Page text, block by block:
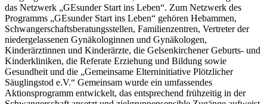
das Netzwerk „GEsunder Start ins Leben“. Zum Netzwerk des
Programms „GEsunder Start ins Leben“ gehören Hebammen,
Schwangerschaftsberatungsstellen, Familienzentren, Vertreter der
niedergelassenen Gynäkologinnen und Gynäkologen,
Kinderärztinnen und Kinderärzte, die Gelsenkirchener Geburts- und
Kinderkliniken, die Referate Erziehung und Bildung sowie
Gesundheit und die „Gemeinsame Elterninitiative Plötzlicher
Säuglingstod e.V.“ Gemeinsam wurde ein umfassendes
Aktionsprogramm entwickelt, das entsprechend frühzeitig in der